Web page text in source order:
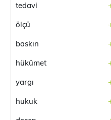
tedavi
ölçü
baskın
hükümet
yargı
hukuk